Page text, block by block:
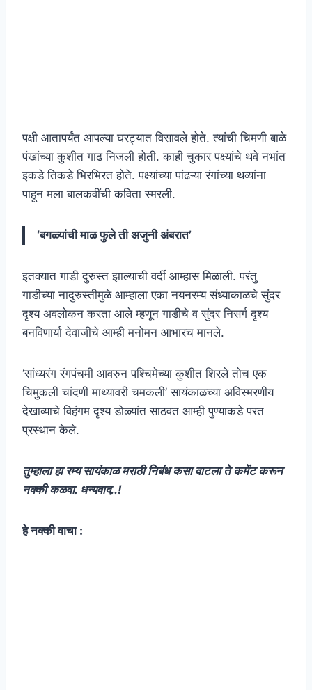
पक्षी आतापर्यंत आपल्या घरट्यात विसावले होते. त्यांची चिमणी बाळे
पंखांच्या कुशीत गाढ निजली होती. काही चुकार पक्ष्यांचे थवे नभांत
इकडे तिकडे भिरभिरत होते. पक्ष्यांच्या पांढऱ्या रंगांच्या थव्यांना
पाहून मला बालकवींची कविता स्मरली.
‘बगळ्यांची माळ फुले ती अजुनी अंबरात’
इतक्यात गाडी दुरुस्त झाल्याची वर्दी आम्हास मिळाली. परंतु
गाडीच्या नादुरुस्तीमुळे आम्हाला एका नयनरम्य संध्याकाळचे सुंदर
दृश्य अवलोकन करता आले म्हणून गाडीचे व सुंदर निसर्ग दृश्य
बनविणार्या देवाजीचे आम्ही मनोमन आभारच मानले.
‘सांध्यरंग रंगपंचमी आवरुन पश्चिमेच्या कुशीत शिरले तोच एक
चिमुकली चांदणी माथ्यावरी चमकली’ सायंकाळच्या अविस्मरणीय
देखाव्याचे विहंगम दृश्य डोळ्यांत साठवत आम्ही पुण्याकडे परत
प्रस्थान केले.
तुम्हाला हा रम्य सायंकाळ मराठी निबंध कसा वाटला ते कमेंट करून
नक्की कळवा. धन्यवाद..!
हे नक्की वाचा :